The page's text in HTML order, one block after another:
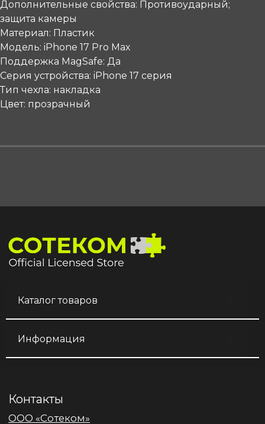
Дополнительные свойства: Противоударный;
защита камеры
Материал: Пластик
Модель: iPhone 17 Pro Max
Поддержка MagSafe: Да
Серия устройства: iPhone 17 серия
Тип чехла: накладка
Цвет: прозрачный
Каталог товаров
Информация